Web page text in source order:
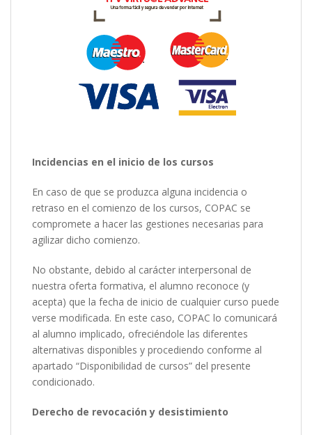
Incidencias en el inicio de los cursos
En caso de que se produzca alguna incidencia o
retraso en el comienzo de los cursos, COPAC se
compromete a hacer las gestiones necesarias para
agilizar dicho comienzo.
No obstante, debido al carácter interpersonal de
nuestra oferta formativa, el alumno reconoce (y
acepta) que la fecha de inicio de cualquier curso puede
verse modificada. En este caso, COPAC lo comunicará
al alumno implicado, ofreciéndole las diferentes
alternativas disponibles y procediendo conforme al
apartado “Disponibilidad de cursos” del presente
condicionado.
Derecho de revocación y desistimiento